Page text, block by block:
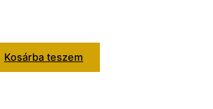
Kosárba teszem